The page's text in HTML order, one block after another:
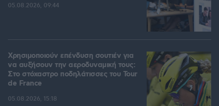
05.08.2026, 09:44
Χρησιμοποιούν επένδυση σουτιέν για
να αυξήσουν την αεροδυναμική τους:
Στο στόχαστρο ποδηλάτισσες του Tour
de France
05.08.2026, 15:18